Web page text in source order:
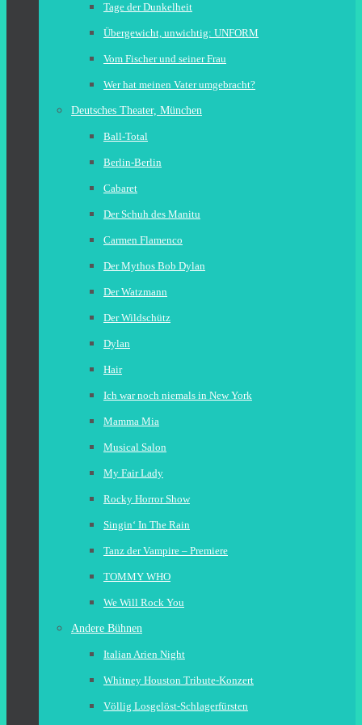
Tage der Dunkelheit
Übergewicht, unwichtig: UNFORM
Vom Fischer und seiner Frau
Wer hat meinen Vater umgebracht?
Deutsches Theater, München
Ball-Total
Berlin-Berlin
Cabaret
Der Schuh des Manitu
Carmen Flamenco
Der Mythos Bob Dylan
Der Watzmann
Der Wildschütz
Dylan
Hair
Ich war noch niemals in New York
Mamma Mia
Musical Salon
My Fair Lady
Rocky Horror Show
Singin‘ In The Rain
Tanz der Vampire – Premiere
TOMMY WHO
We Will Rock You
Andere Bühnen
Italian Arien Night
Whitney Houston Tribute-Konzert
Völlig Losgelöst-Schlagerfürsten